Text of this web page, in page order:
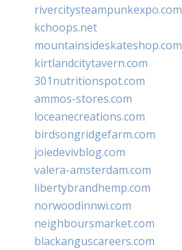
rivercitysteampunkexpo.com
kchoops.net
mountainsideskateshop.com
kirtlandcitytavern.com
301nutritionspot.com
ammos-stores.com
loceanecreations.com
birdsongridgefarm.com
joiedevivblog.com
valera-amsterdam.com
libertybrandhemp.com
norwoodinnwi.com
neighboursmarket.com
blackanguscareers.com